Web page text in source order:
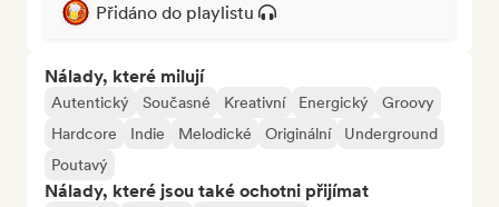
Přidáno do playlistu
Nálady, které milují
Autentický Současné Kreativní Energický
Groovy
Hardcore
Indie Melodické Originální
Underground
Poutavý
Nálady, které jsou také ochotni přijímat